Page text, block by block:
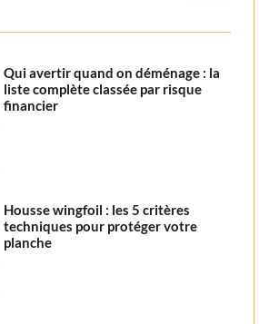
Qui avertir quand on déménage : la
liste complète classée par risque
financier
Housse wingfoil : les 5 critères
techniques pour protéger votre
planche